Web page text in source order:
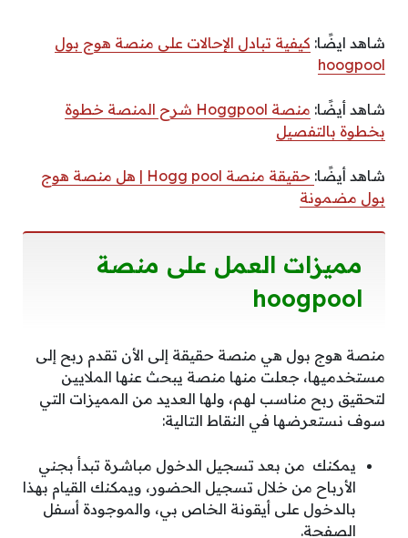
شاهد ايضًا: كيفية تبادل الإحالات على منصة هوج بول
hoogpool
شاهد أيضًا:
منصة Hoggpool شرح المنصة خطوة
بخطوة بالتفصيل
شاهد أيضًا:
حقيقة منصة Hogg pool | هل منصة هوج
بول مضمونة
مميزات العمل على منصة
hoogpool
منصة هوج بول هي منصة حقيقة إلى الأن تقدم ربح إلى
مستخدميها، جعلت منها منصة يبحث عنها الملايين
لتحقيق ربح مناسب لهم، ولها العديد من المميزات التي
سوف نستعرضها في النقاط التالية:
يمكنك من بعد تسجيل الدخول مباشرة تبدأ بجني
الأرباح من خلال تسجيل الحضور، ويمكنك القيام بهذا
بالدخول على أيقونة الخاص بي، والموجودة أسفل
الصفحة.